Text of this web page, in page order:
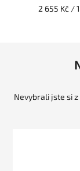
2 655 Kč /
Nevybrali jste si